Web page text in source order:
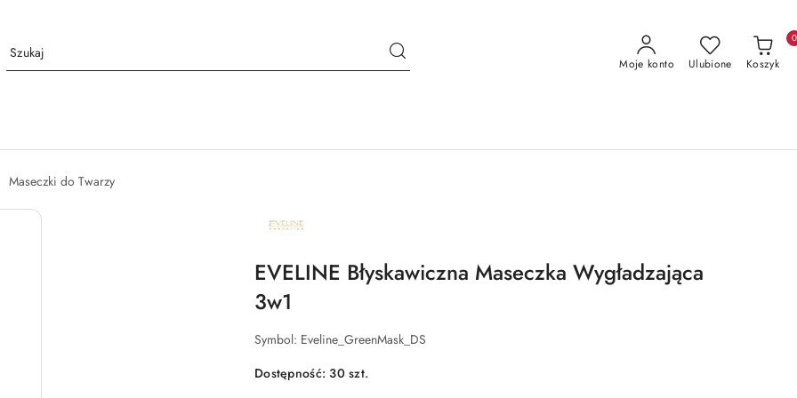
Moje konto Ulubione Koszyk
0
Maseczki do Twarzy
PRODUCENTA:
EVELINE Błyskawiczna Maseczka Wygładzająca
3w1
Symbol: Eveline_GreenMask_DS
Dostępność:30szt.